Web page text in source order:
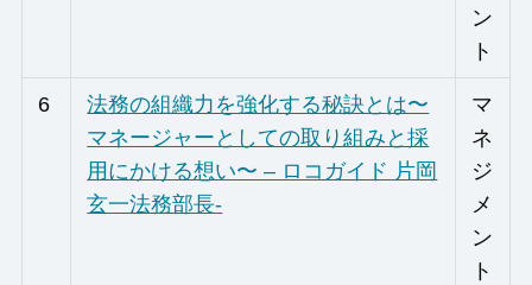
ン
ト
6
法務の組織力を強化する秘訣とは〜
マネージャーとしての取り組みと採
用にかける想い〜 – ロコガイド 片岡
玄一法務部長-
マ
ネ
ジ
メ
ン
ト